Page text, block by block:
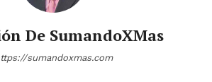
De SumandoXMas
sumandoxmas.com